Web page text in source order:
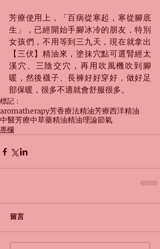
芳療使用上，「百病從寒起，寒從腳底
生」，已經開始手腳冰冷的朋友，特別
女孩們，不用等到三九天，現在就拿出
【三伏】精油來，塗抹穴點可選腎經太
溪穴、三陰交穴，再用吹風機吹到腳
暖，然後襪子、長褲好好穿好，做好足
部保暖，很多不適就會舒服很多。
標記：
aromatherapy芳香療法精油芳療西洋精油
中醫芳療中草藥精油精油理論節氣
專欄
留言